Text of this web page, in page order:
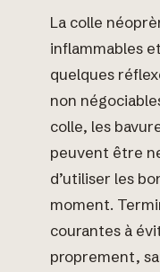
La colle
inflammables
quelques
non
colle, les
peuvent être
d’utiliser les
moment.
courantes à
proprement,